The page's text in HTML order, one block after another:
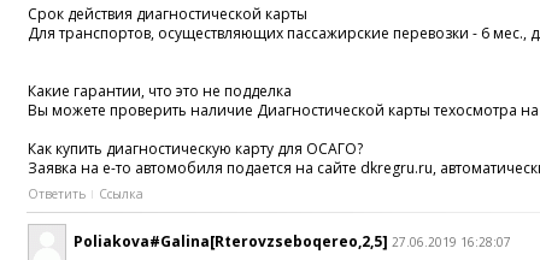
Срок действия диагностической карты
Для транспортов, осуществляющих пассажирские перевозки - 6 мес.,
Какие гарантии, что это не подделка
Вы можете проверить наличие Диагностической карты
Как купить диагностическую карту для ОСАГО?
Заявка на е-то автомобиля подается на сайте dkregru.ru,
Ответить Ссылка
Poliakova#Galina[Rterovzseboqereo,2,5] 27.06.2019 16:28:07